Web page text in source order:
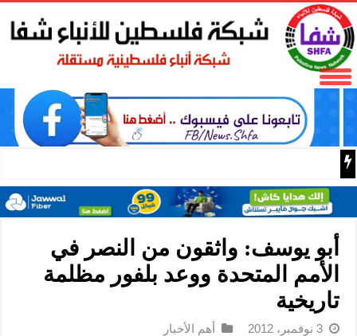
73,386 شهيدا و174,250 مصابا منذ بدء حرب الإبادة على قطاع غزة
أبو يوسف: واثقون من النصر في
الأمم المتحدة ووعد بلفور مظلمة
تاريخية
3 نوفمبر، 2012 أهم الأخبار